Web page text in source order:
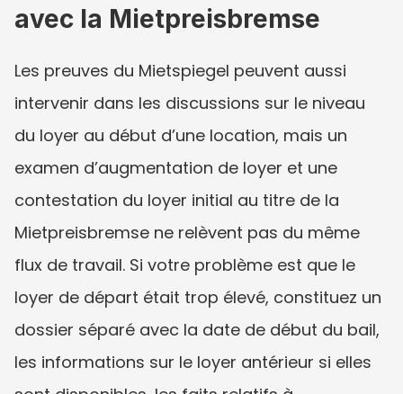
avec la Mietpreisbremse
Les preuves du Mietspiegel peuvent aussi
intervenir dans les discussions sur le niveau
du loyer au début d’une location, mais un
examen d’augmentation de loyer et une
contestation du loyer initial au titre de la
Mietpreisbremse ne relèvent pas du même
flux de travail. Si votre problème est que le
loyer de départ était trop élevé, constituez un
dossier séparé avec la date de début du bail,
les informations sur le loyer antérieur si elles